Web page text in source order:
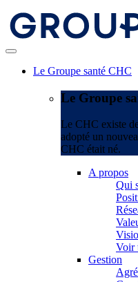
Le Groupe santé CHC
Le Groupe
Le CHC existe
adopté un
CHC était né.
A propos
Qui
Voir
Gestion